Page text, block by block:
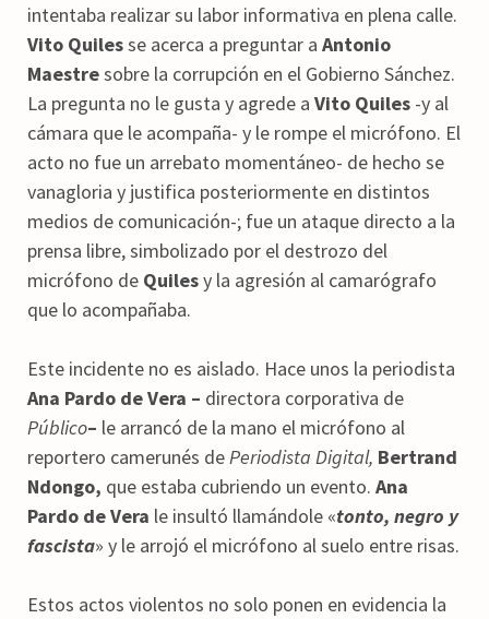
intentaba realizar su labor informativa en plena calle.
Vito Quilesse acerca a preguntar a Antonio
Maestresobre la corrupción en el Gobierno Sánchez.
La pregunta no le gusta y agrede a Vito Quiles -y al
cámara que le acompaña- y le rompe el micrófono. El
acto no fue un arrebato momentáneo- de hecho se
vanagloria y justifica posteriormente en distintos
medios de comunicación-; fue un ataque directo a la
prensa libre, simbolizado por el destrozo del
micrófono de Quilesy la agresión al camarógrafo
que lo acompañaba.
Este incidente no es aislado. Hace unos la periodista
Ana Pardo de Vera – directora corporativa de
Público– le arrancó de la mano el micrófono al
reportero camerunés de Periodista Digital, Bertrand
Ndongo, que estaba cubriendo un evento. Ana
Pardo de Vera le insultó llamándole «tonto, negro y
fascista» y le arrojó el micrófono al suelo entre risas.
Estos actos violentos no solo ponen en evidencia la